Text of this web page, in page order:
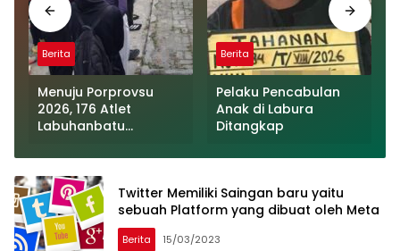
Berita
Menuju Porprovsu
2026, 176 Atlet
Labuhanbatu
Uang Puding
Berita
Pelaku Pencabulan
Anak di Labura
Ditangkap
Twitter Memiliki Saingan baru yaitu
sebuah Platform yang dibuat oleh Meta
Berita 15/03/2023